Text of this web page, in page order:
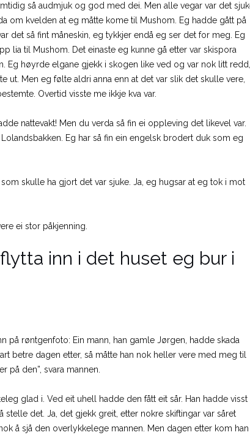
så audmjuk og god med dei. Men alle vegar var det
om kvelden at eg måtte kome til Mushom. Eg hadde gått på
det så fint måneskin, eg tykkjer endå eg ser det for meg. Eg
lia til Mushom. Det einaste eg kunne gå etter var skispora
Eg høyrde elgane gjekk i skogen like ved og var nok litt redd,
ut. Men eg følte aldri anna enn at det var slik det skulle vere,
Overtid visste me ikkje kva var.
nattevakt! Men du verda så fin ei oppleving det likevel var.
Eg har så fin ein engelsk brodert duk som eg
skulle ha gjort det var sjuke. Ja, eg hugsar at eg tok i mot
ei stor påkjenning.
inn i det huset eg bur i
på røntgenfoto: Ein mann, han gamle Jørgen, hadde skada
betre dagen etter, så måtte han nok heller vere med meg til
på den”, svara mannen.
glad i. Ved eit uhell hadde den fått eit sår. Han hadde visst
det. Ja, det gjekk greit, etter nokre skiftingar var såret
å sjå den overlykkelege mannen. Men dagen etter kom han